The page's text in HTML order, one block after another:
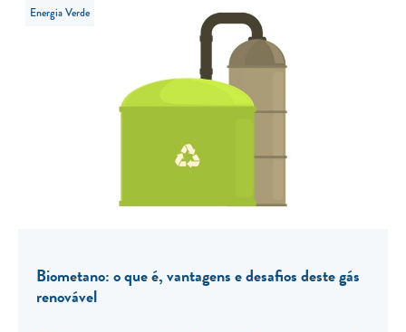
Energia Verde
Biometano: o que é, vantagens e desafios deste gás
renovável